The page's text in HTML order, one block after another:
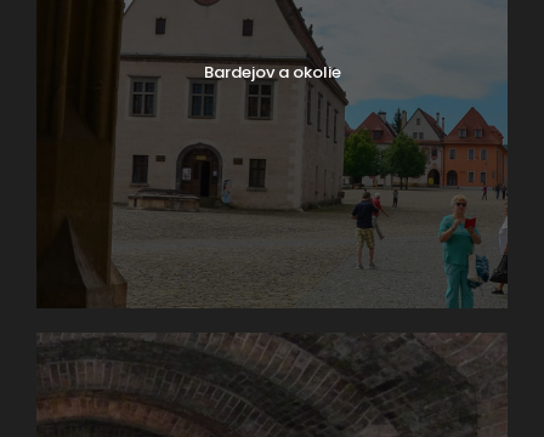
Bardejov a okolie